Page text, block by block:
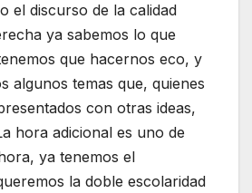
el discurso de la calidad
ya sabemos lo que
que hacernos eco, y
algunos temas que, quienes
con otras ideas,
hora adicional es uno de
ya tenemos el
la doble escolaridad